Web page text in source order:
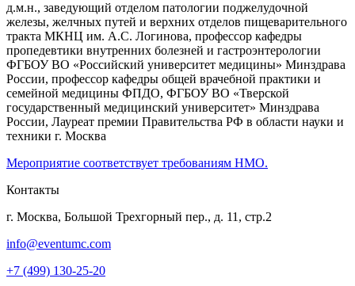
д.м.н., заведующий отделом патологии поджелудочной
железы, желчных путей и верхних отделов пищеварительного
тракта МКНЦ им. А.С. Логинова, профессор кафедры
пропедевтики внутренних болезней и гастроэнтерологии
ФГБОУ ВО «Российский университет медицины» Минздрава
России, профессор кафедры общей врачебной практики и
семейной медицины ФПДО, ФГБОУ ВО «Тверской
государственный медицинский университет» Минздрава
России, Лауреат премии Правительства РФ в области науки и
техники г. Москва
Мероприятие соответствует требованиям НМО.
Контакты
г. Москва, Большой Трехгорный пер., д. 11, стр.2
info@eventumc.com
+7 (499) 130-25-20